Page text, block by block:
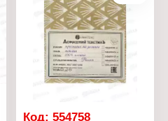
Состав ткани: 100%
хлопок
Упаковка: ПВХ пакет с
вкладышем
Код:554758